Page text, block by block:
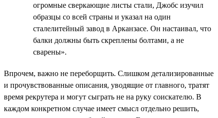
огромные сверкающие листы стали, Джобс изучил
образцы со всей страны и указал на один
сталелитейный завод в Арканзасе. Он настаивал, что
балки должны быть скреплены болтами, а не
сварены».
Впрочем, важно не переборщить. Слишком детализированные
и прочувствованные описания, уводящие от главного, тратят
время рекрутера и могут сыграть не на руку соискателю. В
каждом конкретном случае имеет смысл отдельно решить,